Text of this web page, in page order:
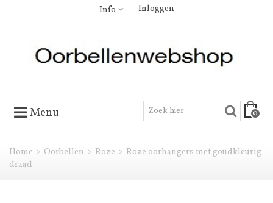
Info Inloggen
Menu 0
Home > Oorbellen > Roze > Roze oorhangers met goudkleurig
draad